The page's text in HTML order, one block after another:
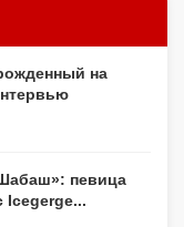
на
певица
Icegerge...